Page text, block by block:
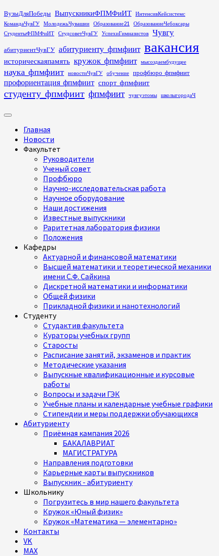
Перейти
к
содержимому
ВузыДляПобеды ВыпускникиФПМФиИТ
ИнтенсивКейсистемс
КомандаЧувГУ
МолодежьЧувашии Образование21
ОбразованиеЧебоксары
СтудентыФПМФиИТ
СтудсоветЧувГУ УспехиГимназистов Чувгу
абитуриентЧувГУ абитуриенту_фпмфиит вакансия
историческаяпамять кружок_фпмфиит мысоздаембудущее
наука_фпмфиит новостиЧувГУ обучение профбюро_фпмфиит
профориентация_фпмфиит спорт_фпмфиит
студенту_фпмфиит фпмфиит чувгуэтомы школыгородаЧ
Основное
Главная
Новости
Факультет
Руководители
Ученый совет
Профбюро
Научно-исследовательская работа
Научное оборудование
Наши достижения
Известные выпускники
Раритетная лаборатория физики
Положения
Кафедры
Актуарной и финансовой математики
Высшей математики и теоретической механики
имени С.Ф. Сайкина
Дискретной математики и информатики
Общей физики
Прикладной физики и нанотехнологий
Студенту
Студактив факультета
Кураторы учебных групп
Старосты
Расписание занятий, экзаменов и практик
Методические указания
Выпускные квалификационные и курсовые
работы
Вопросы и задачи ГЭК
Учебные планы и календарные учебные графики
Стипендии и меры поддержки обучающихся
Абитуриенту
Приёмная кампания 2026
БАКАЛАВРИАТ
МАГИСТРАТУРА
Направления подготовки
Карьерные карты выпускников
Выпускник - абитуриенту
Школьнику
Погрузитесь в мир нашего факультета
Кружок «Юный физик»
Кружок «Математика — элементарно»
Контакты
VK
MAX